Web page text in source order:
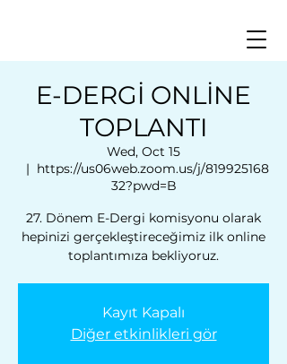
E-DERGİ ONLİNE
TOPLANTI
Wed, Oct 15
  |
https://us06web.zoom.us/j/819925168
32?pwd=B
27. Dönem E-Dergi komisyonu olarak
hepinizi gerçekleştireceğimiz ilk online
toplantımıza bekliyoruz.
Kayıt Kapalı
Diğer etkinlikleri gör